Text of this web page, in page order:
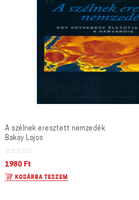
A szélnek eresztett nemzedék
Bakay Lajos
1980 Ft
KOSÁRBA TESZEM